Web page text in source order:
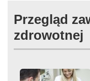
Przegląd
zdrowotnej